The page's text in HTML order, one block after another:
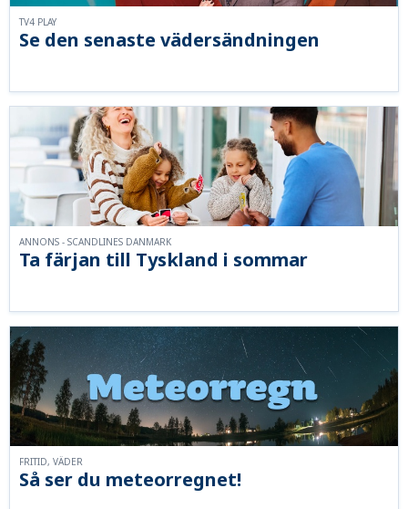
Se den senaste vädersändningen
TV4 PLAY
Ta färjan till Tyskland i sommar
ANNONS - SCANDLINES DANMARK
Så ser du meteorregnet!
FRITID, VÄDER